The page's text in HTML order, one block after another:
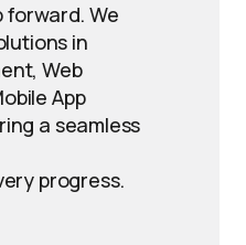
forward. We
in
Web
App
a seamless
progress.